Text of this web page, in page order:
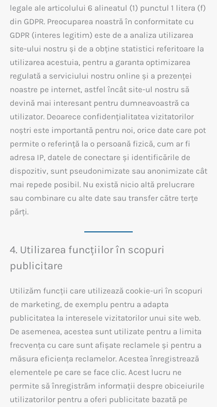
legale ale articolului 6 alineatul (1) punctul 1 litera (f)
din GDPR. Preocuparea noastră în conformitate cu
GDPR (interes legitim) este de a analiza utilizarea
site-ului nostru și de a obține statistici referitoare la
utilizarea acestuia, pentru a garanta optimizarea
regulată a serviciului nostru online și a prezenței
noastre pe internet, astfel încât site-ul nostru să
devină mai interesant pentru dumneavoastră ca
utilizator. Deoarece confidențialitatea vizitatorilor
noștri este importantă pentru noi, orice date care pot
permite o referință la o persoană fizică, cum ar fi
adresa IP, datele de conectare și identificările de
dispozitiv, sunt pseudonimizate sau anonimizate cât
mai repede posibil. Nu există nicio altă prelucrare
sau combinare cu alte date sau transfer către terțe
părți.
4. Utilizarea funcțiilor în scopuri
publicitare
Utilizăm funcții care utilizează cookie-uri în scopuri
de marketing, de exemplu pentru a adapta
publicitatea la interesele vizitatorilor unui site web.
De asemenea, acestea sunt utilizate pentru a limita
frecvența cu care sunt afișate reclamele și pentru a
măsura eficiența reclamelor. Acestea înregistrează
elementele pe care se face clic. Acest lucru ne
permite să înregistrăm informații despre obiceiurile
utilizatorilor pentru a oferi publicitate bazată pe